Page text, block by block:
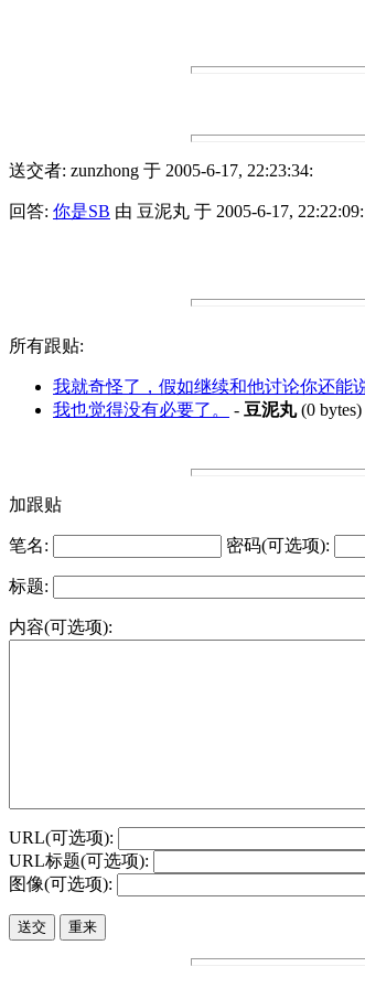
送交者: zunzhong 于 2005-6-17, 22:23:34:
回答: 你是SB 由 豆泥丸 于 2005-6-17, 22:22:09:
所有跟贴:
我就奇怪了，假如继续和他讨论你还能
我也觉得没有必要了。
- 豆泥丸(0 bytes)
加跟贴
笔名: 密码(可选项):
标题:
内容(可选项):
URL(可选项):
URL标题(可选项):
图像(可选项):